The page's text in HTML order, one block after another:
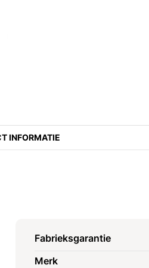
INFORMATIE
Fabrieksgarantie
Merk